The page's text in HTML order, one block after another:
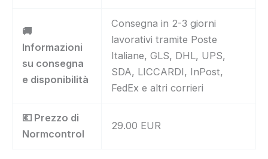
🚚
Informazioni
su consegna
e disponibilità
Consegna in 2-3 giorni
lavorativi tramite Poste
Italiane, GLS, DHL, UPS,
SDA, LICCARDI, InPost,
FedEx e altri corrieri
💶 Prezzo di
Normcontrol
29.00 EUR